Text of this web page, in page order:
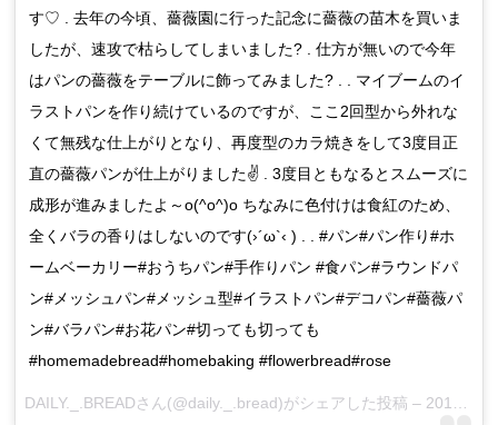
す♡ . 去年の今頃、薔薇園に行った記念に薔薇の苗木を買いま
したが、速攻で枯らしてしまいました? . 仕方が無いので今年
はパンの薔薇をテーブルに飾ってみました? . . マイブームのイ
ラストパンを作り続けているのですが、ここ2回型から外れな
くて無残な仕上がりとなり、再度型のカラ焼きをして3度目正
直の薔薇パンが仕上がりました✌ . 3度目ともなるとスムーズに
成形が進みましたよ～o(^o^)o ちなみに色付けは食紅のため、
全くバラの香りはしないのです(›´ω`‹ ) . . #パン#パン作り#ホ
ームベーカリー#おうちパン#手作りパン #食パン#ラウンドパ
ン#メッシュパン#メッシュ型#イラストパン#デコパン#薔薇パ
ン#バラパン#お花パン#切っても切っても
#homemadebread#homebaking #flowerbread#rose
DAILY._.BREADさん(@daily._.bread)がシェアした投稿 – 2016 5月 25 11:33午後 PDT